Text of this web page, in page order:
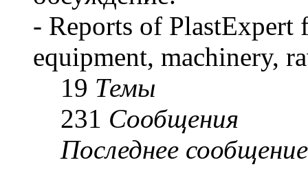
- Reports of PlastExpert
equipment, machinery,
19 Темы
231 Сообщения
Последнее сообщение